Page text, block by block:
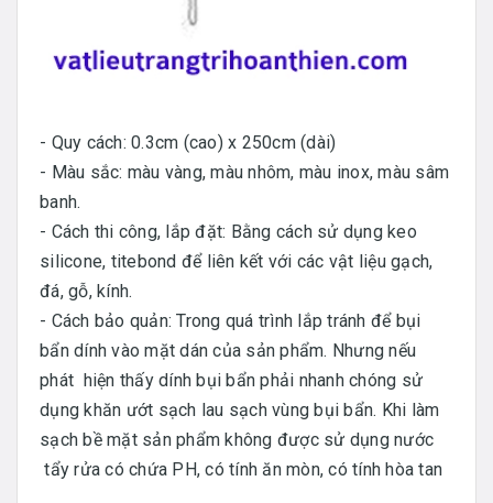
- Quy cách: 0.3cm (cao) x 250cm (dài)
- Màu sắc: màu vàng, màu nhôm, màu inox, màu sâm
banh.
- Cách thi công, lắp đặt: Bằng cách sử dụng keo
silicone, titebond để liên kết với các vật liệu gạch,
đá, gỗ, kính.
- Cách bảo quản: Trong quá trình lắp tránh để bụi
bẩn dính vào mặt dán của sản phẩm. Nhưng nếu
phát hiện thấy dính bụi bẩn phải nhanh chóng sử
dụng khăn ướt sạch lau sạch vùng bụi bẩn. Khi làm
sạch bề mặt sản phẩm không được sử dụng nước
tẩy rửa có chứa PH, có tính ăn mòn, có tính hòa tan